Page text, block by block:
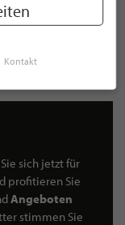
sich jetzt für
profitieren Sie
Angeboten
stimmen Sie
Kontakt